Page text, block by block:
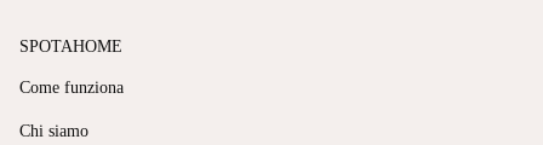
SPOTAHOME
Come funziona
Chi siamo